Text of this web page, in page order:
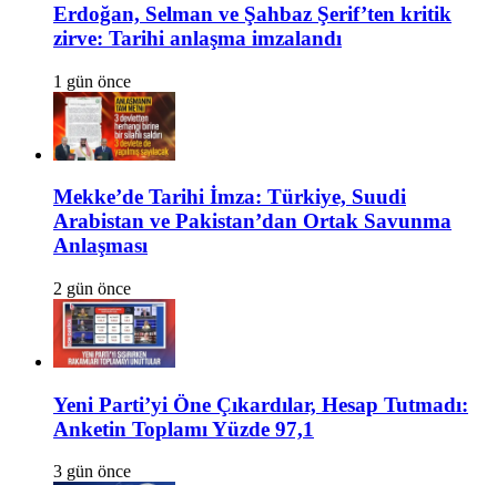
Erdoğan, Selman ve Şahbaz Şerif’ten kritik
zirve: Tarihi anlaşma imzalandı
1 gün önce
Mekke’de Tarihi İmza: Türkiye, Suudi
Arabistan ve Pakistan’dan Ortak Savunma
Anlaşması
2 gün önce
Yeni Parti’yi Öne Çıkardılar, Hesap Tutmadı:
Anketin Toplamı Yüzde 97,1
3 gün önce